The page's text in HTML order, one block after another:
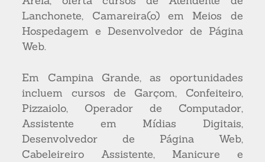
Lanchonete, Camareira(o) em Meios de
Hospedagem e Desenvolvedor de Página
Web.
Em Campina Grande, as oportunidades
incluem cursos de Garçom, Confeiteiro,
Pizzaiolo, Operador de Computador,
Assistente em Mídias Digitais,
Desenvolvedor de Página Web,
Cabeleireiro Assistente, Manicure e